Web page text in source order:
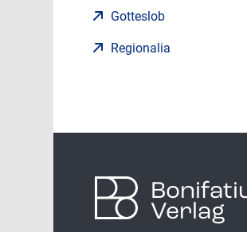
Gotteslob
Regionalia
Verlag